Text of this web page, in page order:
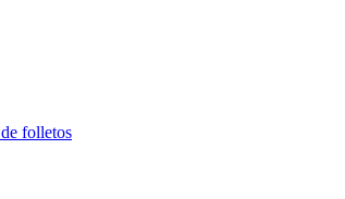
folletos